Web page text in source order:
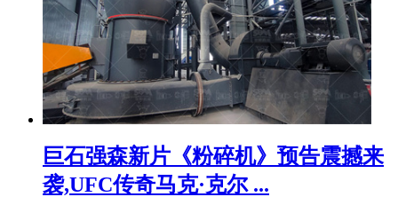
巨石强森新片《粉碎机》预告震撼来
袭,UFC传奇马克·克尔 ...